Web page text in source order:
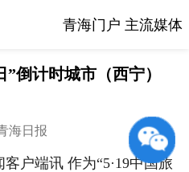
青海门户 主流媒体
”倒计时城市（西宁）
海日报
户端讯 作为“5·19中国旅